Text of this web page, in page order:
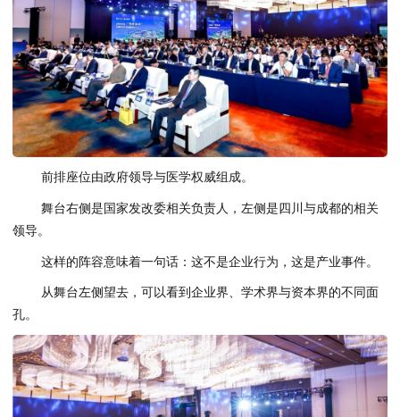
前排座位由政府领导与医学权威组成。
舞台右侧是国家发改委相关负责人，左侧是四川与成都的相关
领导。
这样的阵容意味着一句话：这不是企业行为，这是产业事件。
从舞台左侧望去，可以看到企业界、学术界与资本界的不同面
孔。